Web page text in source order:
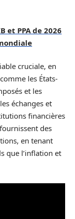
et PPA de 2026
cruciale, en
les États-
et les
échanges et
financières
fournissent des
en tenant
que l’inflation et